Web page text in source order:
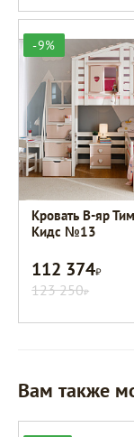
-9%
Кровать В-яр
Кидс №13
112 374Р
123 250Р
Вам также